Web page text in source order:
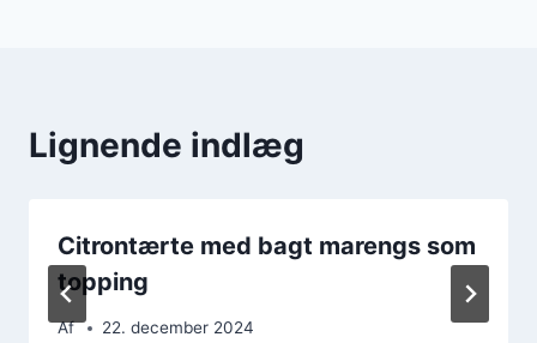
Lignende indlæg
Citrontærte med bagt marengs som
topping
Af 22. december 2024